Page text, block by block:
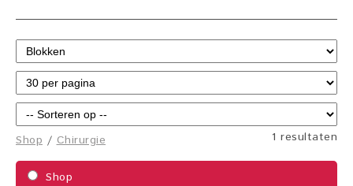
1 resultaten
Shop /Chirurgie
Shop